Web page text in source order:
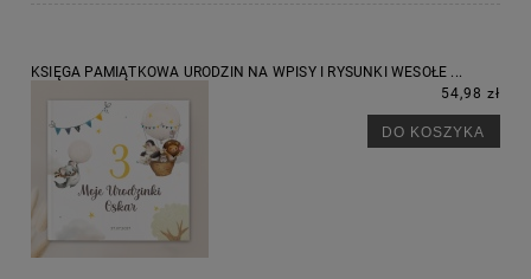
KSIĘGA PAMIĄTKOWA URODZIN NA WPISY I RYSUNKI WESOŁE ...
54,98 zł
DO KOSZYKA